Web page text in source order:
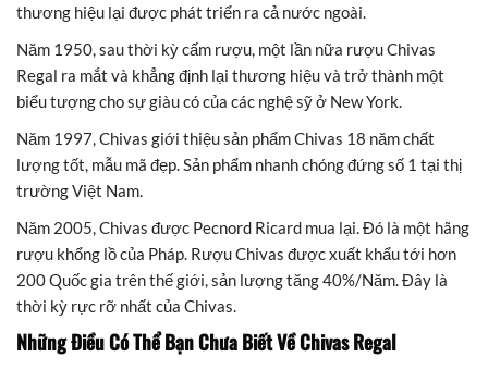
thương hiệu lại được phát triển ra cả nước ngoài.
Năm 1950, sau thời kỳ cấm rượu, một lần nữa rượu Chivas
Regal ra mắt và khẳng định lại thương hiệu và trở thành một
biểu tượng cho sự giàu có của các nghệ sỹ ở New York.
Năm 1997, Chivas giới thiệu sản phẩm Chivas 18 năm chất
lượng tốt, mẫu mã đẹp. Sản phẩm nhanh chóng đứng số 1 tại thị
trường Việt Nam.
Năm 2005, Chivas được Pecnord Ricard mua lại. Đó là một hãng
rượu khổng lồ của Pháp. Rượu Chivas được xuất khẩu tới hơn
200 Quốc gia trên thế giới, sản lượng tăng 40%/Năm. Đây là
thời kỳ rực rỡ nhất của Chivas.
Những Điều Có Thể Bạn Chưa Biết Về Chivas Regal